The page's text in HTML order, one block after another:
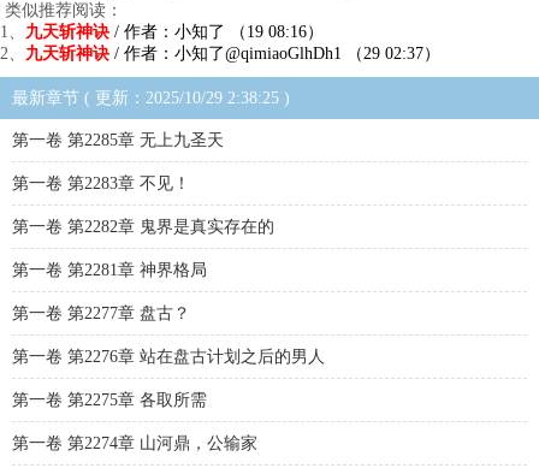
类似推荐阅读：
1、 九天斩神诀 / 作者：小知了 （19 08:16）
2、 九天斩神诀 / 作者：小知了@qimiaoGlhDh1 （29 02:37）
最新章节 ( 更新：2025/10/29 2:38:25 )
第一卷 第2285章 无上九圣天
第一卷 第2283章 不见！
第一卷 第2282章 鬼界是真实存在的
第一卷 第2281章 神界格局
第一卷 第2277章 盘古？
第一卷 第2276章 站在盘古计划之后的男人
第一卷 第2275章 各取所需
第一卷 第2274章 山河鼎，公输家